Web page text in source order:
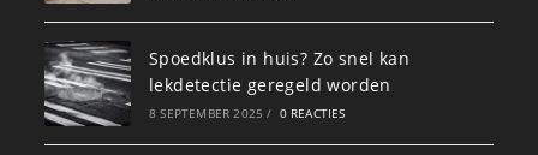
Spoedklus in huis? Zo snel kan
lekdetectie geregeld worden
8 SEPTEMBER 2025 / 0 REACTIES